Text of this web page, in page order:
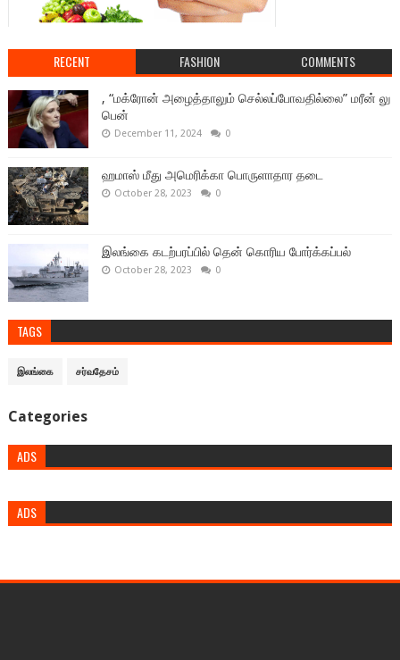
RECENT FASHION COMMENTS
, “மக்ரோன் அழைத்தாலும் செல்லப்போவதில்லை” மரீன் லு
பென்
December 11, 2024 0
ஹமாஸ் மீது அமெரிக்கா பொருளாதார தடை
October 28, 2023 0
இலங்கை கடற்பரப்பில் தென் கொரிய போர்க்கப்பல்
October 28, 2023 0
TAGS
இலங்கை சர்வதேசம்
Categories
ADS
ADS